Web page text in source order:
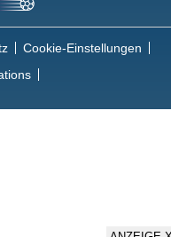
Cookie-Einstellungen